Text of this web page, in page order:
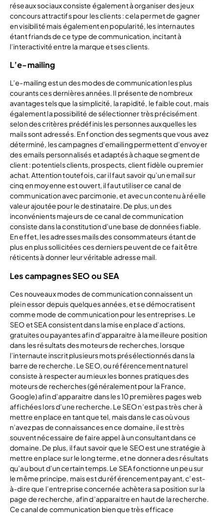
réseaux sociaux consiste également à organiser des jeux
concours attractifs pour les clients : cela permet de gagner
en visibilité mais également en popularité, les internautes
étant friands de ce type de communication, incitant à
l’interactivité entre la marque et ses clients.
L’e-mailing
L’e-mailing est un des modes de communication les plus
courants ces dernières années. Il présente de nombreux
avantages tels que la simplicité, la rapidité, le faible cout, mais
également la possibilité de sélectionner très précisément
selon des critères prédéfinis les personnes auxquelles les
mails sont adressés. En fonction des segments que vous avez
déterminé, les campagnes d’emailing permettent d’envoyer
des emails personnalisés et adaptés à chaque segment de
client : potentiels clients, prospects, client fidèle ou premier
achat. Attention toutefois, car il faut savoir qu’un email sur
cinq en moyenne est ouvert, il faut utiliser ce canal de
communication avec parcimonie, et avec un contenu à réelle
valeur ajoutée pour le destinataire. De plus, un des
inconvénients majeurs de ce canal de communication
consiste dans la constitution d’une base de données fiable.
En effet, les adresses mails des consommateurs étant de
plus en plus sollicitées ces derniers peuvent de ce fait être
réticents à donner leur véritable adresse mail.
Les campagnes SEO ou SEA
Ces nouveaux modes de communication connaissent un
plein essor depuis quelques années, et se démocratisent
comme mode de communication pour les entreprises. Le
SEO et SEA consistent dans la mise en place d’actions,
gratuites ou payantes afin d’apparaitre à la meilleure position
dans les résultats des moteurs de recherches, lorsque
l’internaute inscrit plusieurs mots présélectionnés dans la
barre de recherche. Le SEO, ou référencement naturel
consiste à respecter au mieux les bonnes pratiques des
moteurs de recherches (généralement pour la France,
Google) afin d’apparaitre dans les 10 premières pages web
affichées lors d’une recherche. Le SEO n’est pas très cher à
mettre en place en tant que tel, mais dans le cas où vous
n’avez pas de connaissances en ce domaine, il est très
souvent nécessaire de faire appel à un consultant dans ce
domaine. De plus, il faut savoir que le SEO est une stratégie à
mettre en place sur le long terme, et ne donnera des résultats
qu’au bout d’un certain temps. Le SEA fonctionne un peu sur
le même principe, mais est du référencement payant, c’est-
à-dire que l’entreprise concernée achètera sa position sur la
page de recherche, afin d’apparaitre en haut de la recherche.
Ce canal de communication bien que très efficace